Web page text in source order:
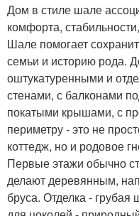
Дом в стиле шале
комфорта,
Шале помогает
семьи и историю рода.
оштукатуренными и
стенами, с балконами
покатыми крышами, с
периметру - это не
коттедж, но и родовое
Первые этажи обычно
делают деревянным,
бруса. Отделка -